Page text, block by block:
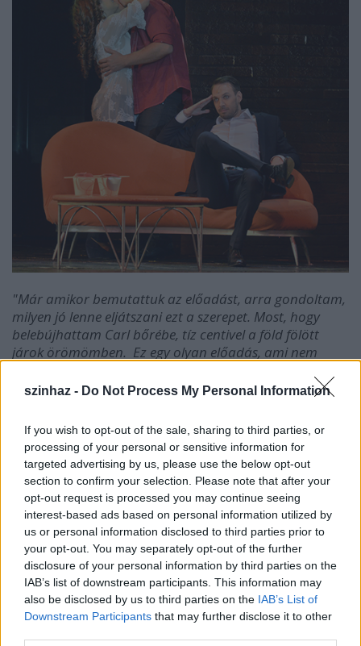
szinhaz - Do Not Process My Personal Information
If you wish to opt-out of the sale, sharing to third parties, or
processing of your personal or sensitive information for
targeted advertising by us, please use the below opt-out
section to confirm your selection. Please note that after your
opt-out request is processed you may continue seeing
interest-based ads based on personal information utilized by
us or personal information disclosed to third parties prior to
your opt-out. You may separately opt-out of the further
disclosure of your personal information by third parties on the
IAB’s list of downstream participants. This information may
also be disclosed by us to third parties on the IAB’s List of
Downstream Participants that may further disclose it to other
"Már amikor bemutattuk az előadást, arra gondoltam,
milyen jó lenne eljátszani ezt a szerepet. Most, hogy
belebújhattam Carl bőrébe, tíz centivel a föld fölött
járok örömömben. Ez egy olyan előadás, ami nem
enged a színészi játéknak. Nagyon jó feladat, szerintem
Szinte végig kettős játékot játszom: a nézővel és a többi
szereplővel, azzal is, akit nem látunk. Ez egy nagyon
érdekes és egyben iszonyú bonyolult feladat. Egy
színésznek viszont pont az az élvezet, ha sokféle színt
megmutathat. Carl eredendően nem rossz ember, csak
nagyravágyó és gyarló. Tele van álmokkal, de
egyszercsak minden kicsúszik a kezéből és ebbe
beleőrül. Kimondhatatlanul hálás vagyok azoknak, akik
segítettek beállni ebbe az előadásba,Kerényi Miklós
Gábor igazgató úrnak, aki rám gondolt és rengeteg
tanácsot adott. Jó benne lenni a Ghostban, ennek a
csapatnak a tagja lenni"- mondtaBálint Ádám,
akivel együtt Nádasi Veronika is bemutatkozott az